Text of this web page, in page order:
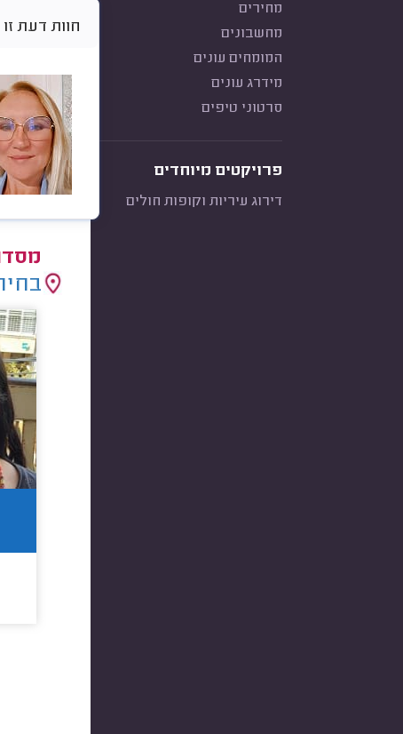
מחירים
מחשבונים
המומחים עונים
מידרג עונים
סרטוני טיפים
פרויקטים מיוחדים
דירוג עיריות וקופות חולים
חוות דעת זו היא